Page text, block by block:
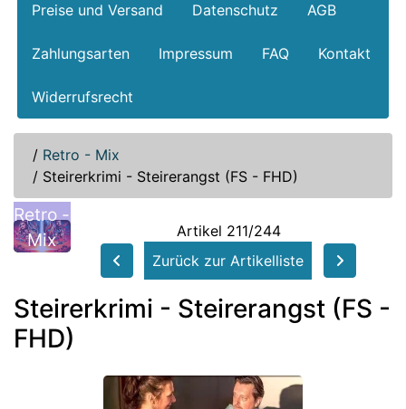
Preise und Versand Datenschutz AGB
Zahlungsarten Impressum FAQ Kontakt
Widerrufsrecht
/ Retro - Mix
/ Steirerkrimi - Steirerangst (FS - FHD)
Retro -
Mix
Artikel 211/244
Zurück zur Artikelliste
Steirerkrimi - Steirerangst (FS -
FHD)